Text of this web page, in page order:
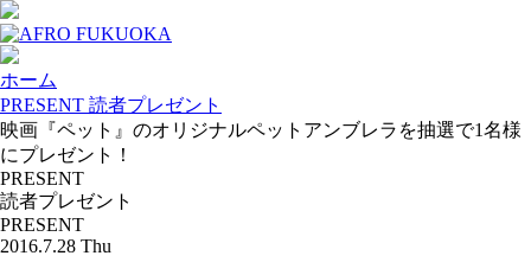
ホーム
PRESENT 読者プレゼント
映画『ペット』のオリジナルペットアンブレラを抽選で1名様
にプレゼント！
PRESENT
読者プレゼント
PRESENT
2016.7.28 Thu